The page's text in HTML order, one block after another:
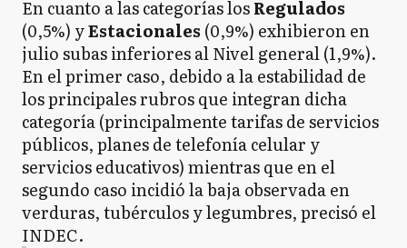
En cuanto a las categorías losRegulados
(0,5%) yEstacionales (0,9%) exhibieron en
julio subas inferiores al Nivel general (1,9%).
En el primer caso, debido a la estabilidad de
los principales rubros que integran dicha
categoría (principalmente tarifas de servicios
públicos, planes de telefonía celular y
servicios educativos) mientras que en el
segundo caso incidió la baja observada en
verduras, tubérculos y legumbres, precisó el
INDEC.